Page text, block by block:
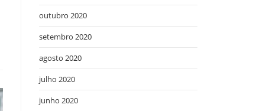
outubro 2020
setembro 2020
agosto 2020
julho 2020
junho 2020